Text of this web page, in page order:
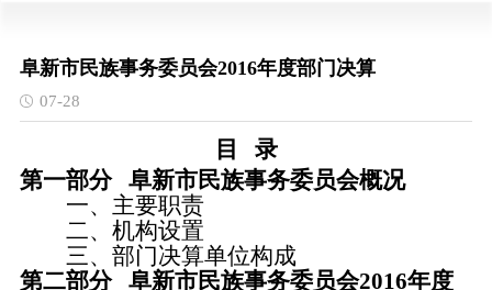
阜新市民族事务委员会2016年度部门决算
07-28
目
录
第一部分阜新市民族事务委员会概况
一、主要职责
二、机构设置
三、部门决算单位构成
第二部分
阜新市民族事务委员会2016年度